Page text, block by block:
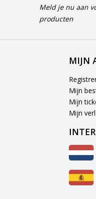
Meld je nu aan
producten
MIJN
Mijn
Mijn
Mijn